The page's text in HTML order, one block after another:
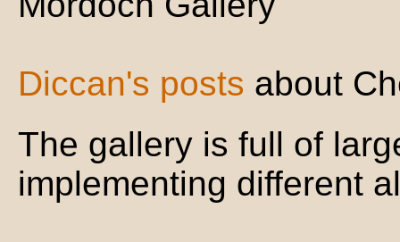
Diccan's posts about
The gallery is full of
implementing different